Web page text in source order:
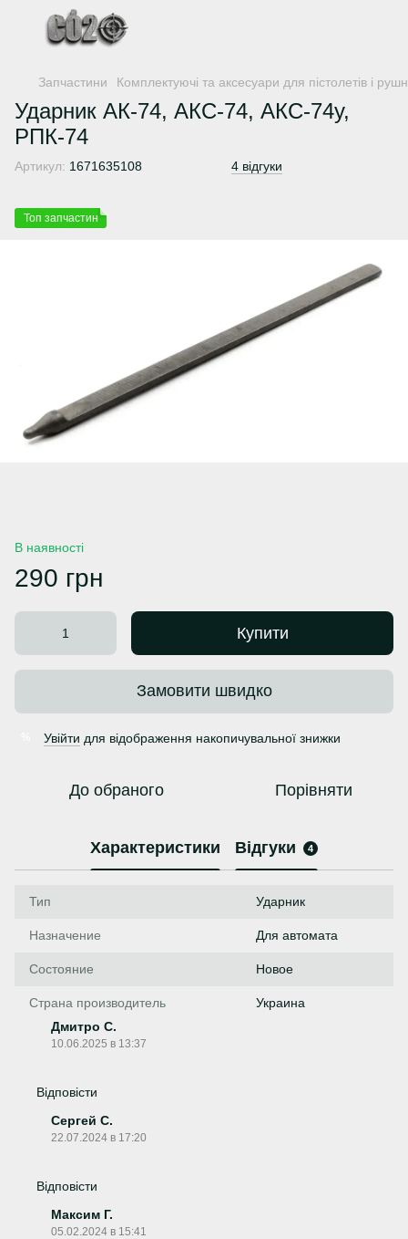
Запчастини Комплектуючі та аксесуари для пістолетів і
Ударник АК-74, АКС-74, АКС-74у,
РПК-74
Артикул: 1671635108 4 відгуки
Топ запчастин
В наявності
290 грн
Купити
Замовити швидко
Увійти для відображення накопичувальної знижки
До обраного Порівняти
Характеристики Відгуки 4
Тип Ударник
Назначение Для автомата
Состояние Новое
Страна производитель
Украина
Дмитро С.
10.06.2025 в 13:37
Відповісти
Сергей С.
22.07.2024 в 17:20
Відповісти
Максим Г.
05.02.2024 в 15:41